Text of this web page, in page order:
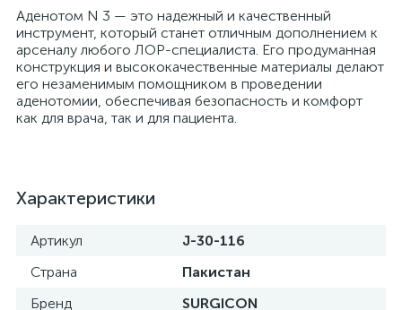
Аденотом N 3 — это надежный и качественный
инструмент, который станет отличным дополнением к
арсеналу любого ЛОР-специалиста. Его продуманная
конструкция и высококачественные материалы делают
его незаменимым помощником в проведении
аденотомии, обеспечивая безопасность и комфорт
как для врача, так и для пациента.
Характеристики
Артикул
J-30-116
Страна
Пакистан
Бренд
SURGICON